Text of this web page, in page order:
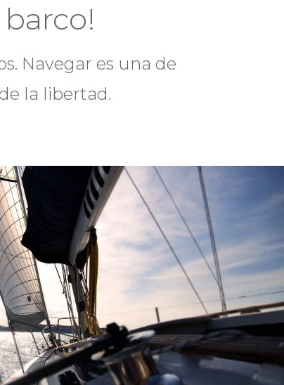
Navegar es una de
la libertad.